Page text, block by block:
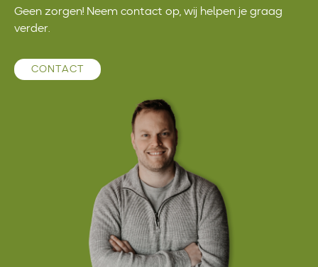
Geen zorgen! Neem contact op, wij helpen je graag
verder.
CONTACT